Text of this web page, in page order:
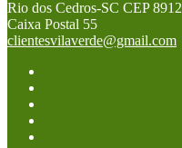
Rio dos Cedros-SC CEP
Caixa Postal 55
clientesvilaverde@gmail.com